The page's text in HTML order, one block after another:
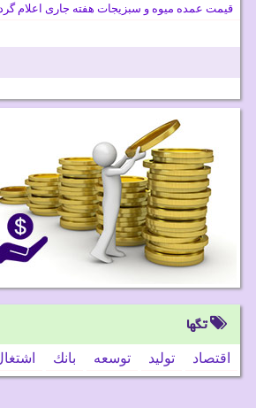
قیمت عمده میوه و سبزیجات هفته جاری اعلام
تگها
اقتصاد تولید توسعه بانك